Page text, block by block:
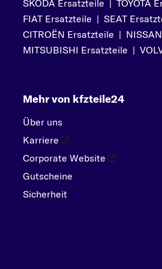
SKODA Ersatzteile | TOYOTA
FIAT Ersatzteile | SEAT
CITROËN Ersatzteile |
MITSUBISHI Ersatzteile |
Mehr von kfzteile24
Über uns
Karriere
Corporate Website
Gutscheine
Sicherheit